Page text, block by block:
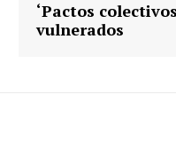
‘Pactos
vulnerados